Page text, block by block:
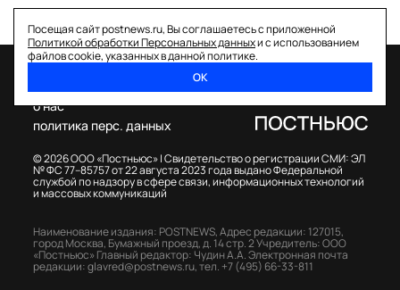
Посещая сайт postnews.ru, Вы соглашаетесь с приложенной
Политикой обработки Персональных данныхи с использованием
файлов cookie, указанных в данной политике.
ОК
© 2026 ООО «Постньюс» |Свидетельство о регистрации СМИ: ЭЛ
№ ФС 77–85757 от 22 августа 2023 года выдано Федеральной
службой по надзору в сфере связи, информационных технологий
и массовых коммуникаций
о нас
политика перс. данных
Наименование издания: POSTNEWS,Адрес редакции: 127015,
город Москва, Бумажный проезд, д. 14 стр. 2Учредитель: ООО
«Постньюс» Главный редактор: Чудин А.А.Электронная почта
редакции:glavred@postnews.ru,тел. +7 (495) 66-33-811